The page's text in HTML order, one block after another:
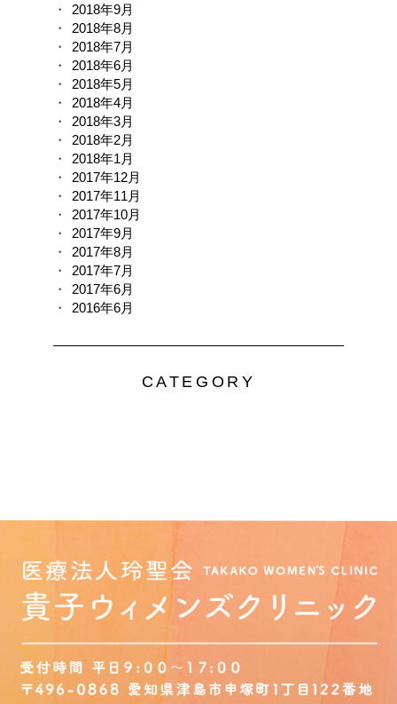
2018年9月
2018年8月
2018年7月
2018年6月
2018年5月
2018年4月
2018年3月
2018年2月
2018年1月
2017年12月
2017年11月
2017年10月
2017年9月
2017年8月
2017年7月
2017年6月
2016年6月
CATEGORY